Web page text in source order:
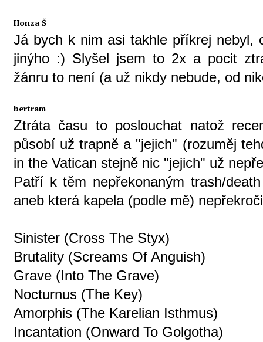
Honza Š
Já bych k nim asi takhle příkrej nebyl,
jinýho :) Slyšel jsem to 2x a pocit
žánru to není (a už nikdy nebude, od
bertram
Ztráta času to poslouchat natož
působí už trapně a "jejich" (rozuměj
in the Vatican stejně nic "jejich" už
Patří k těm nepřekonaným trash/
aneb která kapela (podle mě)
Sinister (Cross The Styx)
Brutality (Screams Of Anguish)
Grave (Into The Grave)
Nocturnus (The Key)
Amorphis (The Karelian Isthmus)
Incantation (Onward To Golgotha)